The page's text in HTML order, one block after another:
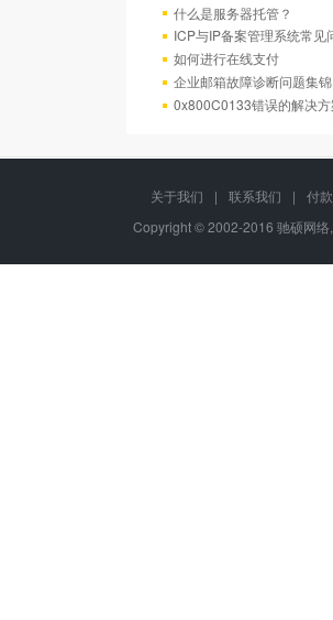
什么是服务器托管？
ICP与IP备案管理系统常见
如何进行在线支付
企业邮箱故障诊断问题集锦
0x800C0133错误的解决
关于我们 | 联系我们 |
付
Copyright © 2002-2016 驰硕网